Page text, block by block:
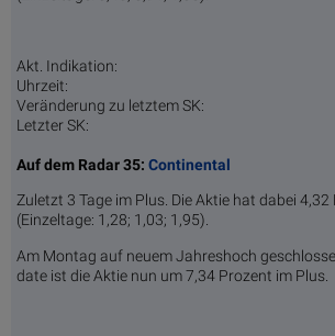
Akt. Indikation:
Uhrzeit:
Veränderung zu letztem SK:
Letzter SK:
Auf dem Radar 35: Continental
Zuletzt 3 Tage im Plus. Die Aktie hat dabei
(Einzeltage: 1,28; 1,03; 1,95).
Am Montag auf neuem Jahreshoch
date ist die Aktie nun um 7,34 Prozent im Plus.